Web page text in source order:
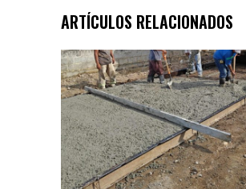
ARTÍCULOS RELACIONADOS